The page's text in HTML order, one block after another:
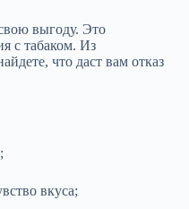
выгоду. Это
с табаком. Из
что даст вам отказ
вкуса;